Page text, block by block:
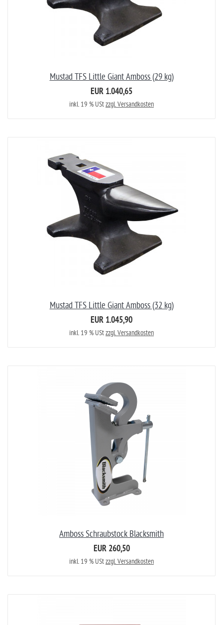
Mustad TFS Little Giant Amboss (29 kg)
EUR 1.040,65
inkl. 19 % UStzzgl. Versandkosten
Mustad TFS Little Giant Amboss (32 kg)
EUR 1.045,90
inkl. 19 % UStzzgl. Versandkosten
Amboss Schraubstock Blacksmith
EUR 260,50
inkl. 19 % UStzzgl. Versandkosten